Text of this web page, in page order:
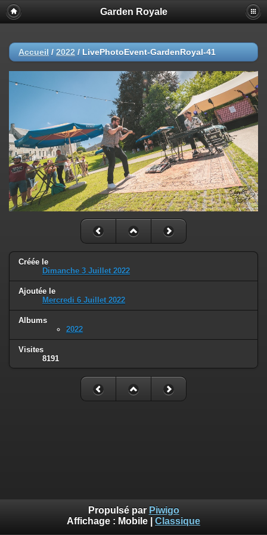
Garden Royale
Accueil / 2022 / LivePhotoEvent-GardenRoyal-41
Créée le
Dimanche 3 Juillet 2022
Ajoutée le
Mercredi 6 Juillet 2022
Albums
2022
Visites
8191
Propulsé par Piwigo
Affichage : Mobile Classique